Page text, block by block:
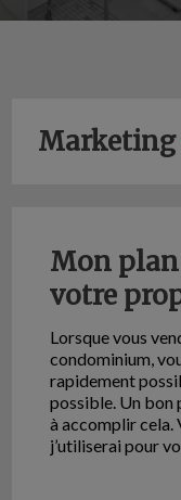
Marketing
Mon
votre
Lorsque vous
condominium,
rapidement
possible. Un bon
à accomplir cela.
j’utiliserai pour